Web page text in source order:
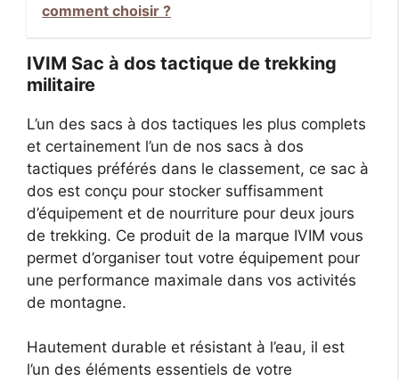
comment choisir ?
IVIM Sac à dos tactique de trekking
militaire
L’un des sacs à dos tactiques les plus complets
et certainement l’un de nos sacs à dos
tactiques préférés dans le classement, ce sac à
dos est conçu pour stocker suffisamment
d’équipement et de nourriture pour deux jours
de trekking. Ce produit de la marque IVIM vous
permet d’organiser tout votre équipement pour
une performance maximale dans vos activités
de montagne.
Hautement durable et résistant à l’eau, il est
l’un des éléments essentiels de votre